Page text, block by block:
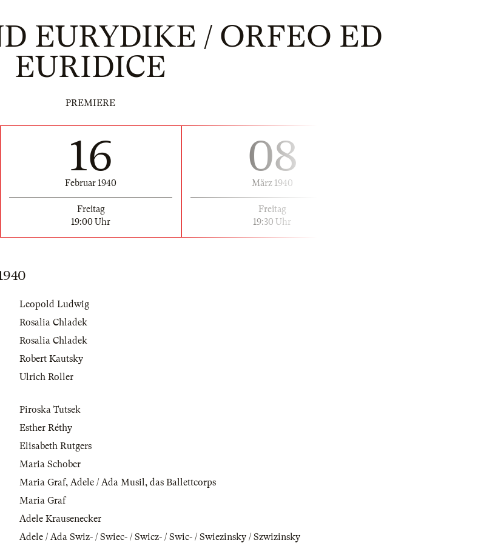
EURYDIKE / ORFEO ED
EURIDICE
PREMIERE
16
Februar 1940
Freitag
19:00 Uhr
08
März 1940
Freitag
19:30 Uhr
Leopold Ludwig
Rosalia Chladek
Rosalia Chladek
Robert Kautsky
Ulrich Roller
Piroska Tutsek
Esther Réthy
Elisabeth Rutgers
Maria Schober
Maria Graf, Adele / Ada Musil, das Ballettcorps
Maria Graf
Adele Krausenecker
Adele / Ada Swiz- / Swiec- / Swicz- / Swic- / Swiezinsky / Szwizinsky